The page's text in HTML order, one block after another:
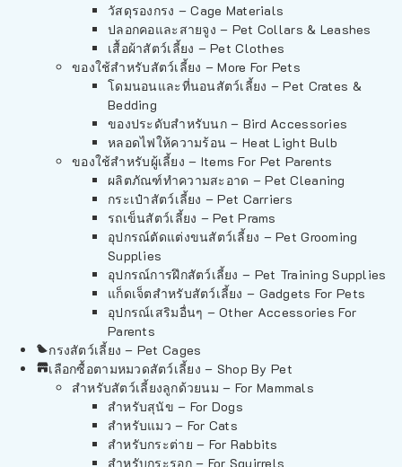
วัสดุรองกรง – Cage Materials
ปลอกคอและสายจูง – Pet Collars & Leashes
เสื้อผ้าสัตว์เลี้ยง – Pet Clothes
ของใช้สำหรับสัตว์เลี้ยง – More For Pets
โดมนอนและที่นอนสัตว์เลี้ยง – Pet Crates &
Bedding
ของประดับสำหรับนก – Bird Accessories
หลอดไฟให้ความร้อน – Heat Light Bulb
ของใช้สำหรับผู้เลี้ยง – Items For Pet Parents
ผลิตภัณฑ์ทำความสะอาด – Pet Cleaning
กระเป๋าสัตว์เลี้ยง – Pet Carriers
รถเข็นสัตว์เลี้ยง – Pet Prams
อุปกรณ์ตัดแต่งขนสัตว์เลี้ยง – Pet Grooming
Supplies
อุปกรณ์การฝึกสัตว์เลี้ยง – Pet Training Supplies
แก็ดเจ็ตสำหรับสัตว์เลี้ยง – Gadgets For Pets
อุปกรณ์เสริมอื่นๆ – Other Accessories For
Parents
กรงสัตว์เลี้ยง – Pet Cages
เลือกซื้อตามหมวดสัตว์เลี้ยง – Shop By Pet
สำหรับสัตว์เลี้ยงลูกด้วยนม – For Mammals
สำหรับสุนัข – For Dogs
สำหรับแมว – For Cats
สำหรับกระต่าย – For Rabbits
สำหรับกระรอก – For Squirrels